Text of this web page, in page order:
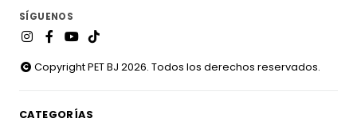
SÍGUENOS
Copyright PET BJ 2026. Todos los derechos reservados.
CATEGORÍAS